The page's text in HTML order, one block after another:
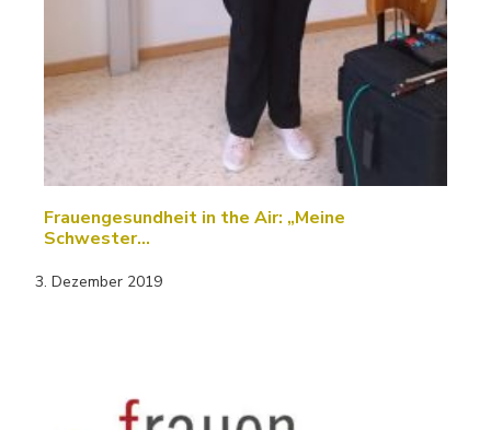
Frauengesundheit in the Air: „Meine
Schwester…
3. Dezember 2019